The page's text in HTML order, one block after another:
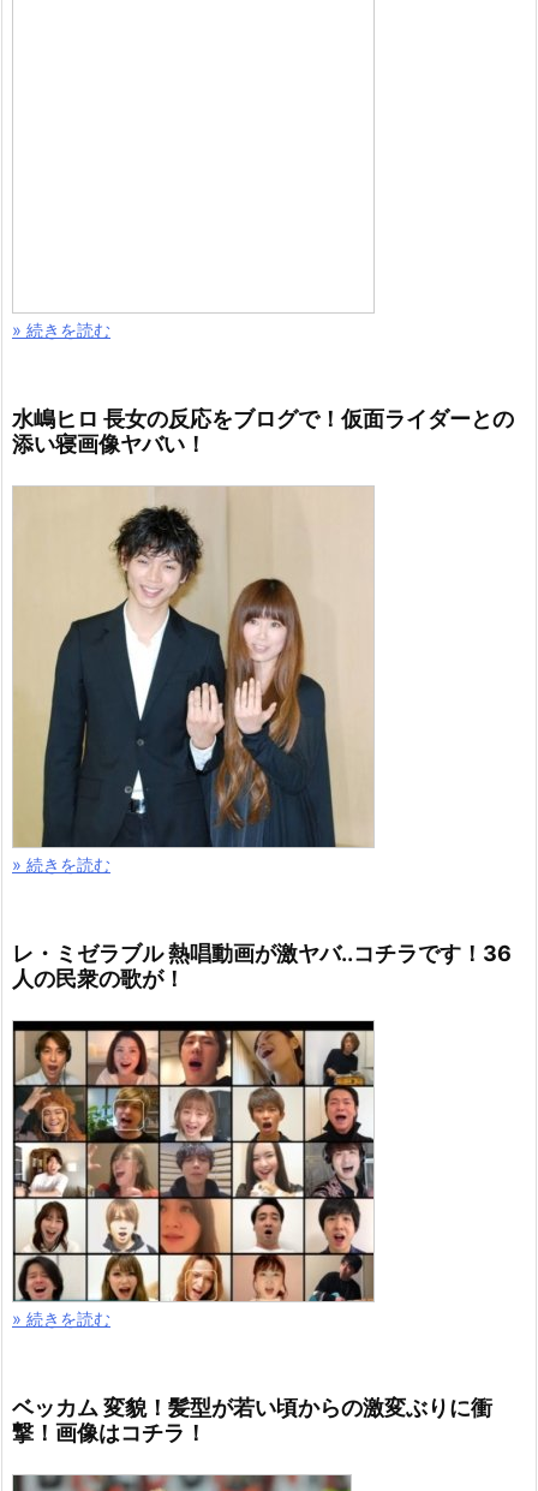
» 続きを読む
水嶋ヒロ 長女の反応をブログで！仮面ライダーとの
添い寝画像ヤバい！
» 続きを読む
レ・ミゼラブル 熱唱動画が激ヤバ..コチラです！36
人の民衆の歌が！
» 続きを読む
ベッカム 変貌！髪型が若い頃からの激変ぶりに衝
撃！画像はコチラ！